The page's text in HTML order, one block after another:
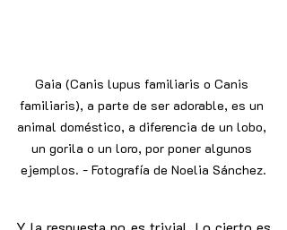
Gaia (Canis lupus familiaris o Canis
familiaris), a parte de ser adorable, es un
animal doméstico, a diferencia de un lobo,
un gorila o un loro, por poner algunos
ejemplos. - Fotografía de Noelia Sánchez.